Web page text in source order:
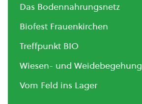
Das Bodennahrungsnetz
Biofest Frauenkirchen
Treffpunkt BIO
Wiesen- und Weidebegehung
Vom Feld ins Lager